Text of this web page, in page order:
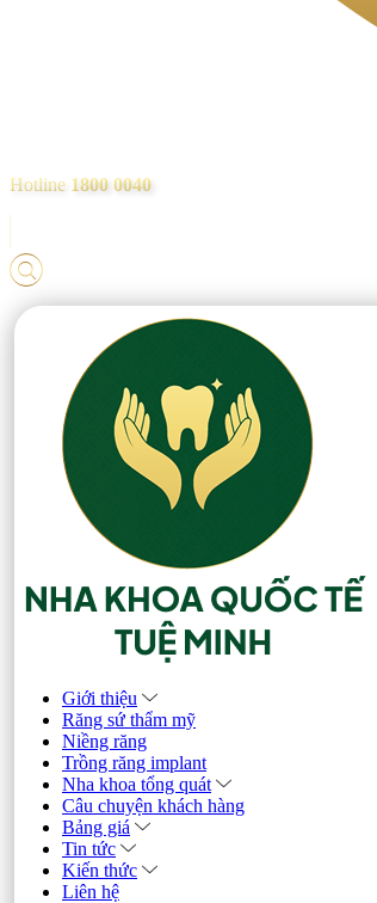
Hotline 1800 0040
Giới thiệu
Răng sứ thẩm mỹ
Niềng răng
Trồng răng implant
Nha khoa tổng quát
Câu chuyện khách hàng
Bảng giá
Tin tức
Kiến thức
Liên hệ